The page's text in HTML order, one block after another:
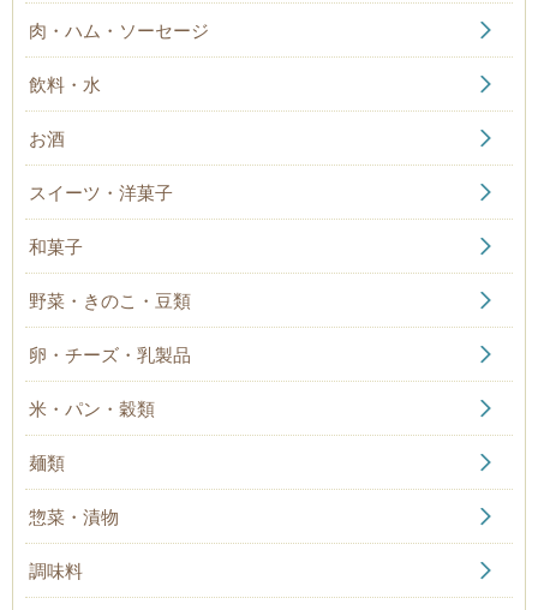
肉・ハム・ソーセージ
飲料・水
お酒
スイーツ・洋菓子
和菓子
野菜・きのこ・豆類
卵・チーズ・乳製品
米・パン・穀類
麺類
惣菜・漬物
調味料